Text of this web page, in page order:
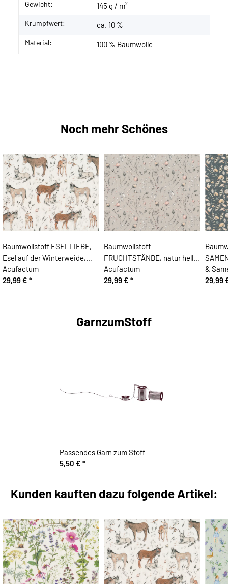
Gewicht: 145 g / m²
Krumpfwert: ca. 10 %
Material: 100 % Baumwolle
Noch mehr Schönes
Baumwollstoff ESELLIEBE,
Esel auf der Winterweide,
Acufactum
29,99 € *
Baumwollstoff
FRUCHTSTÄNDE, natur hell,
Acufactum
29,99 € *
&
29,99
GarnzumStoff
Passendes Garn zum Stoff
5,50 € *
Kunden kauften dazu folgende Artikel: